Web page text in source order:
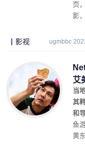
页
影
影视 ugmbbc
艾
当
其
和
鱼
黄